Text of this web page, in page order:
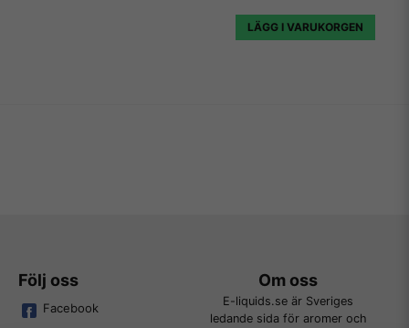
LÄGG I VARUKORGEN
Följ oss
Facebook
Om oss
E-liquids.se är Sveriges
ledande sida för aromer och